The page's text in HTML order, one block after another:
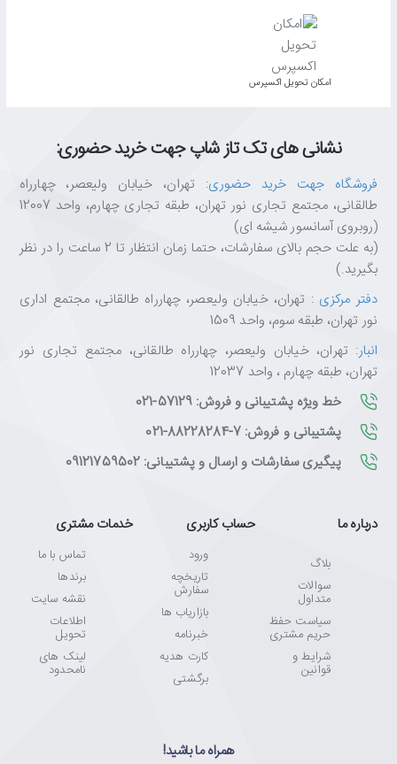
تکنولوژی و انتخاب‌های هوشمندانه‌ست. با ضمانت اصالت کالا، مشاوره
تخصصی، ارسال سریع و پشتیبانی واقعی، خیالت از خرید راحت باشه. ما
اینجاییم تا تجربه‌ای متفاوت، حرفه‌ای و قابل اعتماد از خرید آنلاین رو برات
رقم بزنیم. تکتازشاپ یعنی خرید با خیال راحت، انتخاب با اطمینان.
اﻣﮑﺎن ﺗﺤﻮﯾﻞ اﮐﺴﭙﺮس
نشانی های تک تاز شاپ جهت خرید حضوری:
فروشگاه جهت خرید حضوری: تهران، خیابان ولیعصر، چهارراه
طالقانی، مجتمع تجاری نور تهران، طبقه تجاری چهارم، واحد 12007
(روبروی آسانسور شیشه ای)
(به علت حجم بالای سفارشات، حتما زمان انتظار تا 2 ساعت را در نظر
بگیرید.)
دفتر مرکزی : تهران، خیابان ولیعصر، چهارراه طالقانی، مجتمع اداری
نور تهران، طبقه سوم، واحد 1509
انبار: تهران، خیابان ولیعصر، چهارراه طالقانی، مجتمع تجاری نور
تهران، طبقه چهارم ، واحد 12037
خط ویژه پشتیبانی و فروش: 57129-021
پشتیبانی و فروش: 7-88228284-021
پیگیری سفارشات و ارسال و پشتیبانی: 09121759502
درباره ما
بلاگ
سوالات
متداول
سیاست حفظ
حریم مشتری
شرایط و
قوانین
حساب کاربری
ورود
تاریخچه
سفارش
بازاریاب ها
خبرنامه
کارت هدیه
برگشتی
خدمات مشتری
تماس با ما
برندها
نقشه سایت
اطلاعات
تحویل
لینک های
نامحدود
همراه ما باشید!